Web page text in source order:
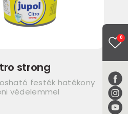
0
strong
festék hatékony
védelemmel